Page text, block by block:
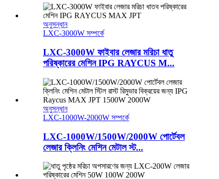
অনুসন্ধান
LXC-3000W সম্পর্কে
LXC-3000W ফাইবার লেজার মরিচা ধাতু
পরিষ্কারের মেশিন IPG RAYCUS M...
অনুসন্ধান
LXC-1000W-2000W সম্পর্কে
LXC-1000W/1500W/2000W পোর্টেবল
লেজার ক্লিনিং মেশিন মেটাল স্ট...